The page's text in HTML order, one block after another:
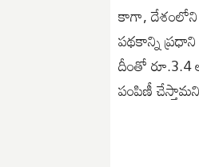
కాగా, దేశంలోని
పథకాన్ని
దీంతో రూ.3.4
పంపిణీ